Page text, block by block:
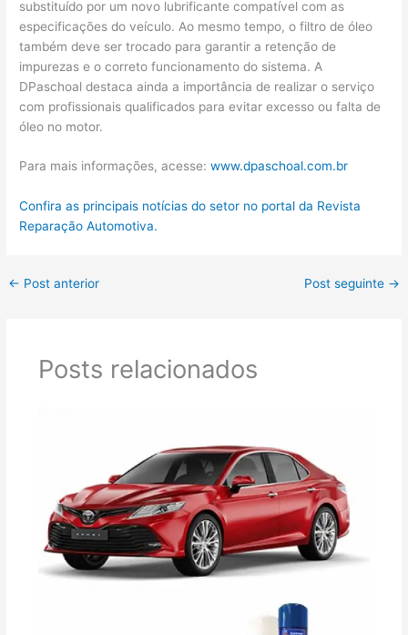
substituído por um novo lubrificante compatível com as
especificações do veículo. Ao mesmo tempo, o filtro de óleo
também deve ser trocado para garantir a retenção de
impurezas e o correto funcionamento do sistema. A
DPaschoal destaca ainda a importância de realizar o serviço
com profissionais qualificados para evitar excesso ou falta de
óleo no motor.
Para mais informações, acesse:www.dpaschoal.com.br
Confira as principais notícias do setor no portal da Revista
Reparação Automotiva.
← Post anterior Post seguinte →
Posts relacionados